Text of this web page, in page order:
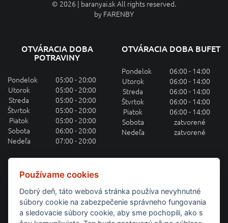
© 2026 | baranyai.sk All rights reserved.
by FARENBY
OTVÁRACIA DOBA
POTRAVINY
Pondelok
05:00 - 20:00
Utorok
05:00 - 20:00
Streda
05:00 - 20:00
Štvrtok
05:00 - 20:00
Piatok
05:00 - 20:00
Sobota
06:00 - 20:00
Nedeľa
07:00 - 20:00
OTVÁRACIA DOBA BUFET
Pondelok
06:00 - 14:00
Utorok
06:00 - 14:00
Streda
06:00 - 14:00
Štvrtok
06:00 - 14:00
Piatok
06:00 - 14:00
Sobota
zatvorené
Nedeľa
zatvorené
OBEDOVÉ MENU MAILOM
Prihláste sa k odberu týždenného obedového menu.
PRIHLÁSIŤ
Používame cookies
Dobrý deň, táto webová stránka používa nevyhnutné
súbory cookie na zabezpečenie správneho fungovania
a sledovacie súbory cookie, aby sme pochopili, ako s